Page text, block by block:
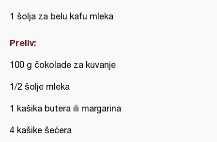
1 šolja za belu kafu mleka
Preliv:
100 g čokolade za kuvanje
1/2 šolje mleka
1 kašika butera ili margarina
4 kašike šećera